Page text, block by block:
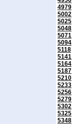
4979
5002
5025
5048
5071
5094
5118
5141
5164
5187
5210
5233
5256
5279
5302
5325
5348